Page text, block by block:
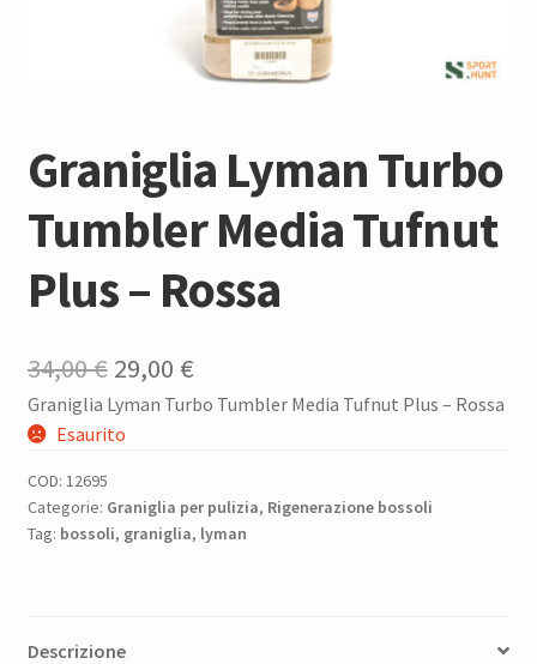
Graniglia Lyman Turbo
Tumbler Media Tufnut
Plus – Rossa
34,00€ Il
prezzo
originale
era:
34,00 €.
29,00 €Il
prezzo
è:
29,00 €.
Graniglia Lyman Turbo Tumbler Media Tufnut Plus – Rossa
Esaurito
COD: 12695
Categorie: Graniglia per pulizia, Rigenerazione bossoli
Tag: bossoli, graniglia, lyman
Descrizione